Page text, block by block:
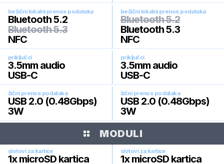
bežični lokalni prenos podataka
Bluetooth 5.2
Bluetooth 5.3
NFC
bežični lokalni prenos podataka
Bluetooth 5.2
Bluetooth 5.3
NFC
priključci
3.5mm audio
USB-C
priključci
3.5mm audio
USB-C
žični prenos podataka
USB 2.0 (0.48Gbps)
3W
žični prenos podataka
USB 2.0 (0.48Gbps)
3W
MODULI
slotovi za kartice
1x microSD kartica
slotovi za kartice
1x microSD kartica